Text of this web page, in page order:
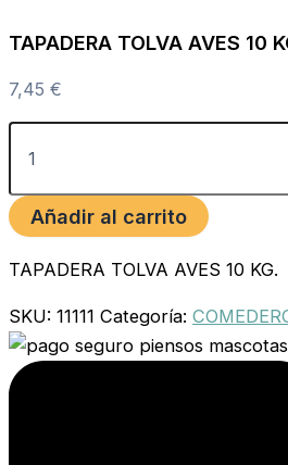
TAPADERA TOLVA AVES 10
7,45 €
Añadir al carrito
TAPADERA TOLVA AVES 10 KG.
SKU: 11111 Categoría: